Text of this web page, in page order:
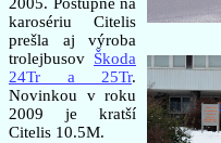
2005. Postupne na
karosériu Citelis
prešla aj výroba
trolejbusov Škoda
24Tr a 25Tr.
Novinkou v roku
2009 je kratší
Citelis 10.5M.